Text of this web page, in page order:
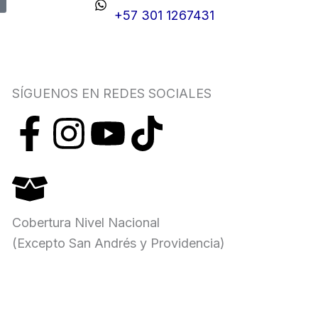
+57 301 1267431
SÍGUENOS EN REDES SOCIALES
F
a
c
e
I
t
Y
t
T
t
Cobertura Nivel Nacional
(Excepto San Andrés y Providencia)